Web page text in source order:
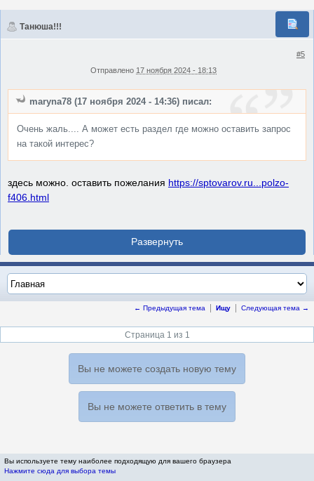
Танюша!!!
#5
Отправлено 17 ноября 2024 - 18:13
maryna78 (17 ноября 2024 - 14:36) писал:
Очень жаль.... А может есть раздел где можно оставить запрос
на такой интерес?
здесь можно. оставить пожелания https://sptovarov.ru...polzo-
f406.html
← Предыдущая тема Ищу Следующая тема →
Страница 1 из 1
Вы не можете создать новую тему
Вы не можете ответить в тему
Вы используете тему наиболее подходящую для вашего браузера
Нажмите сюда для выбора темы